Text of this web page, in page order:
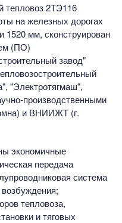
тепловоз 2ТЭ116
на железных дорогах
мм, сконструирован
(ПО)
завод"
"Электротягмаш",
производственными
и ВНИИЖТ (г.
экономичные
передача
система
возбуждения;
тепловоза,
и тяговых